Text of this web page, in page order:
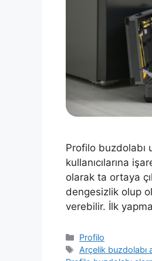
Profilo buzdolabı
kullanıcılarına
olarak ta ortaya
dengesizlik olup
verebilir. İlk
Kategoriler
Profilo
Etiketler
Arçelik buzdolabı